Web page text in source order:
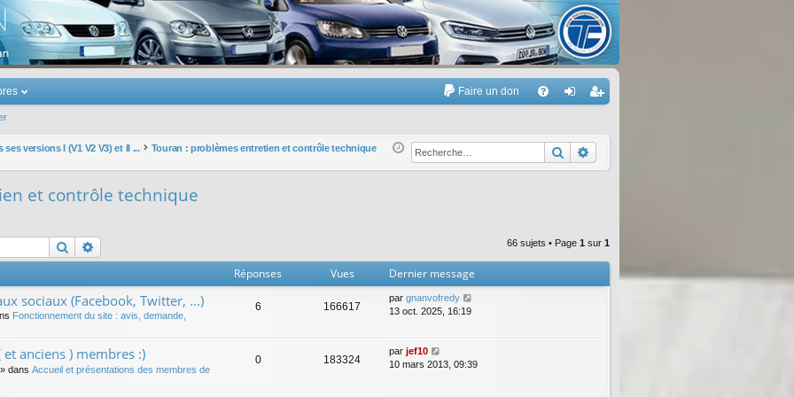
Touran
Faire un don
Q ne
xi
nr
eg
r
versions I (V1 V2 V3) et II ... Touran : problèmes entretien et contrôle technique Rechercher
et contrôle technique
Rechercher 66 sujets • Page 1 sur 1
Réponses Vues Dernier message
sociaux (Facebook, Twitter, ...)
Fonctionnement du site : avis, demande,
6 166617
par gnanvofredy
13 oct. 2025, 16:19
anciens ) membres :)
» dans Accueil et présentations des membres de
0 183324
par jef10
10 mars 2013, 09:39